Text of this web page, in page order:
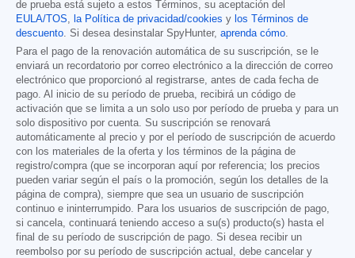
de prueba está sujeto a estos Términos, su aceptación del
EULA/TOS, la Política de privacidad/cookies y los Términos de
descuento. Si desea desinstalar SpyHunter, aprenda cómo.
Para el pago de la renovación automática de su suscripción, se le
enviará un recordatorio por correo electrónico a la dirección de correo
electrónico que proporcionó al registrarse, antes de cada fecha de
pago. Al inicio de su período de prueba, recibirá un código de
activación que se limita a un solo uso por período de prueba y para un
solo dispositivo por cuenta. Su suscripción se renovará
automáticamente al precio y por el período de suscripción de acuerdo
con los materiales de la oferta y los términos de la página de
registro/compra (que se incorporan aquí por referencia; los precios
pueden variar según el país o la promoción, según los detalles de la
página de compra), siempre que sea un usuario de suscripción
continuo e ininterrumpido. Para los usuarios de suscripción de pago,
si cancela, continuará teniendo acceso a su(s) producto(s) hasta el
final de su período de suscripción de pago. Si desea recibir un
reembolso por su período de suscripción actual, debe cancelar y